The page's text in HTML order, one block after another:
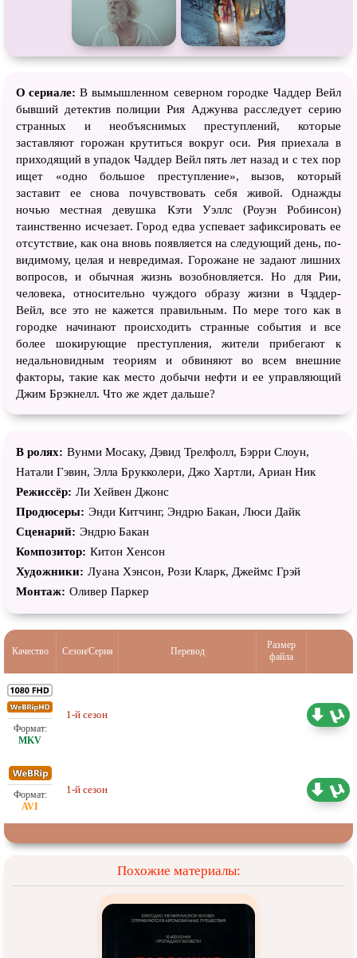
О сериале: В вымышленном северном городке Чаддер Вейл
бывший детектив полиции Рия Аджунва расследует серию
странных и необъяснимых преступлений, которые
заставляют горожан крутиться вокруг оси. Рия приехала в
приходящий в упадок Чаддер Вейл пять лет назад и с тех пор
ищет «одно большое преступление», вызов, который
заставит ее снова почувствовать себя живой. Однажды
ночью местная девушка Кэти Уэллс (Роуэн Робинсон)
таинственно исчезает. Город едва успевает зафиксировать ее
отсутствие, как она вновь появляется на следующий день, по-
видимому, целая и невредимая. Горожане не задают лишних
вопросов, и обычная жизнь возобновляется. Но для Рии,
человека, относительно чуждого образу жизни в Чэддер-
Вейл, все это не кажется правильным. По мере того как в
городке начинают происходить странные события и все
более шокирующие преступления, жители прибегают к
недальновидным теориям и обвиняют во всем внешние
факторы, такие как место добычи нефти и ее управляющий
Джим Брэкнелл. Что же ждет дальше?
В ролях: Вунми Мосаку, Дэвид Трелфолл, Бэрри Слоун,
Натали Гэвин, Элла Брукколери, Джо Хартли, Ариан Ник
Режиссёр: Ли Хейвен Джонс
Продюсеры: Энди Китчинг, Эндрю Бакан, Люси Дайк
Сценарий: Эндрю Бакан
Композитор: Китон Хенсон
Художники: Луана Хэнсон, Рози Кларк, Джеймс Грэй
Монтаж: Оливер Паркер
Качество Сезон/Серия Перевод
Размер
файла
1-й сезон
1-й сезон
Похожие материалы: